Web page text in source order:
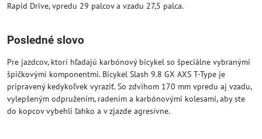
Rapid Drive, vpredu 29 palcov a vzadu 27,5 palca.
Posledné slovo
Pre jazdcov, ktorí hľadajú karbónový bicykel so špeciálne vybranými
špičkovými komponentmi. Bicykel Slash 9.8 GX AXS T-Type je
pripravený kedykoľvek vyraziť. So zdvihom 170 mm vpredu aj vzadu,
vylepšeným odpružením, radením a karbónovými kolesami, aby ste
do kopcov vybehli ľahko a v zjazde agresívne.